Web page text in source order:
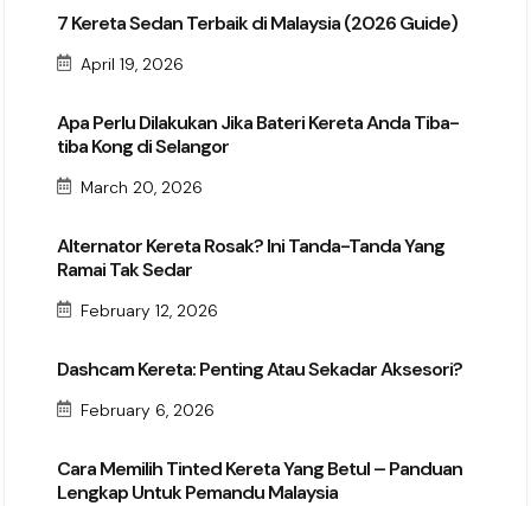
7 Kereta Sedan Terbaik di Malaysia (2026 Guide)
April 19, 2026
Apa Perlu Dilakukan Jika Bateri Kereta Anda Tiba-
tiba Kong di Selangor
March 20, 2026
Alternator Kereta Rosak? Ini Tanda-Tanda Yang
Ramai Tak Sedar
February 12, 2026
Dashcam Kereta: Penting Atau Sekadar Aksesori?
February 6, 2026
Cara Memilih Tinted Kereta Yang Betul – Panduan
Lengkap Untuk Pemandu Malaysia